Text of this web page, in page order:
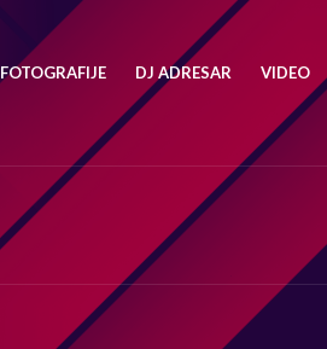
FOTOGRAFIJE DJ ADRESAR VIDEO